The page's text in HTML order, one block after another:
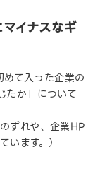
イナスなギ
て入った企業の
たか」について
ずれや、企業HP
ます。）